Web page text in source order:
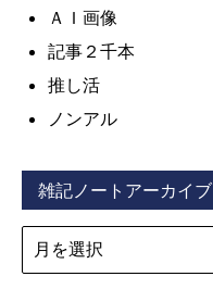
ＡＩ画像
記事２千本
推し活
ノンアル
雑記ノートアーカイブ